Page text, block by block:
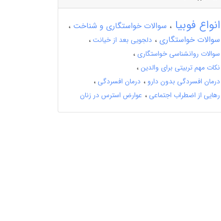
انواع فوبیا
سوالات خواستگاری و شناخت
سوالات خواستگاری
دلجویی بعد از خیانت
سوالات روانشناسی خواستگاری
نکات مهم تربیتی برای والدین
درمان افسردگی بدون دارو
درمان افسردگی
رهایی از اضطراب اجتماعی
عوارض استرس در زنان